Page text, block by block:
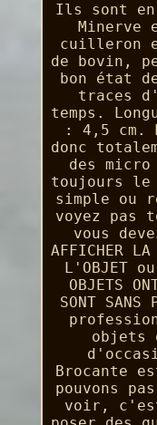
Ils sont en
cuilleron
de bovin,
bon état
traces
temps.
: 4,5 cm.
donc
des
toujours le
simple ou
voyez pas
vous
AFFICHER LA
L'OBJET
OBJETS
SONT
objets
Brocante
pouvons
voir,